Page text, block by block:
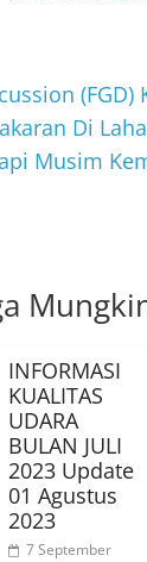
(FGD)
Di
Musim
INFORMASI
KUALITAS
UDARA
BULAN JULI
2023 Update
01 Agustus
2023
7 September